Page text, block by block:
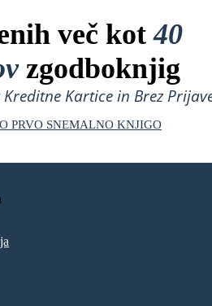
več kot40
zgodboknjig
Kreditne Kartice in Brez
PRVO SNEMALNO KNJIGO